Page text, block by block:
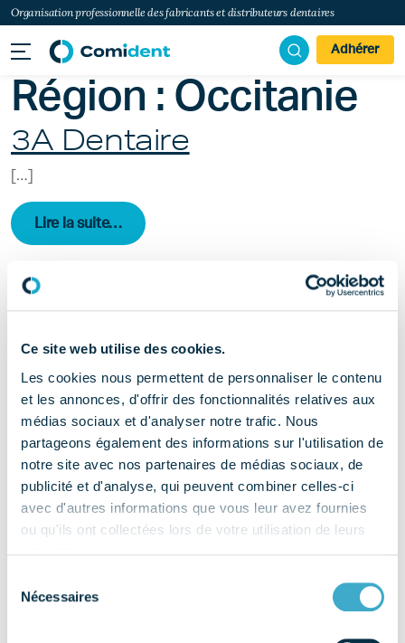
Ce site web utilise des cookies.
Les cookies nous permettent de personnaliser le contenu
et les annonces, d'offrir des fonctionnalités relatives aux
médias sociaux et d'analyser notre trafic. Nous
partageons également des informations sur l'utilisation de
notre site avec nos partenaires de médias sociaux, de
publicité et d'analyse, qui peuvent combiner celles-ci
avec d'autres informations que vous leur avez fournies
ou qu'ils ont collectées lors de votre utilisation de leurs
Nécessaires
Organisation professionnelle des fabricants et distributeurs dentaires
Adhérer
Région : Occitanie
3A Dentaire
[…]
Lire la suite…from 3A Dentaire
PIERRE FABRE
MEDICAMENT
Lire la suite…from PIERRE FABRE MEDICAMENT
TBR
[…]
[…]